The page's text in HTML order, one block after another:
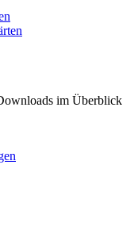
im Überblick